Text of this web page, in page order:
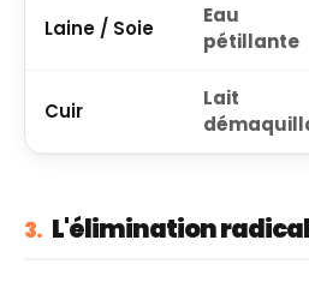
Laine / Soie
Eau
pétillante
Cuir
Lait
3. L'élimination